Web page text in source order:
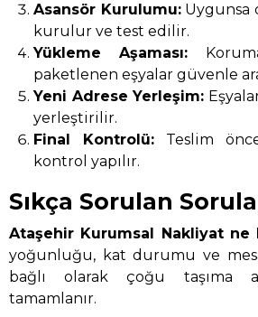
Asansör Kurulumu:Uygunsa
kurulur ve test edilir.
Yükleme Aşaması:
paketlenen eşyalar güvenle
Yeni Adrese Yerleşim:
yerleştirilir.
Final Kontrolü: Teslim
kontrol yapılır.
Sıkça Sorulan
Ataşehir Kurumsal Nakliyat ne
yoğunluğu, kat durumu ve
bağlı olarak çoğu taşıma
tamamlanır.